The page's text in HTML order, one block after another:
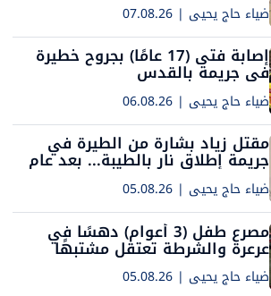
ضياء حاج يحيى |
07.08.26
إصابة فتى (17 عامًا) بجروح خطيرة
في جريمة بالقدس
ضياء حاج يحيى |
06.08.26
مقتل زياد بشارة من الطيرة في
جريمة إطلاق نار بالطيبة... بعد عام
ونصف من مقتل زوجته سوزان
ضياء حاج يحيى |
05.08.26
مصرع طفل (3 أعوام) دهسًا في
عرعرة والشرطة تعتقل مشتبهًا
وتحقق في ملابسات الحادث
ضياء حاج يحيى |
05.08.26